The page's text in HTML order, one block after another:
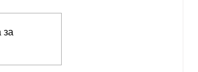
прекрасным имуществом»
за